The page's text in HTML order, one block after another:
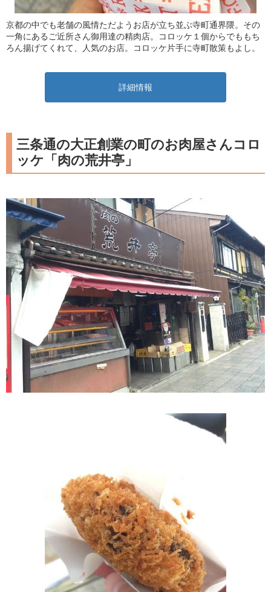
京都の中でも老舗の風情ただようお店が立ち並ぶ寺町通界隈。その
一角にあるご近所さん御用達の精肉店。コロッケ１個からでももち
ろん揚げてくれて、人気のお店。コロッケ片手に寺町散策もよし。
詳細情報
三条通の大正創業の町のお肉屋さんコロ
ッケ「肉の荒井亭」